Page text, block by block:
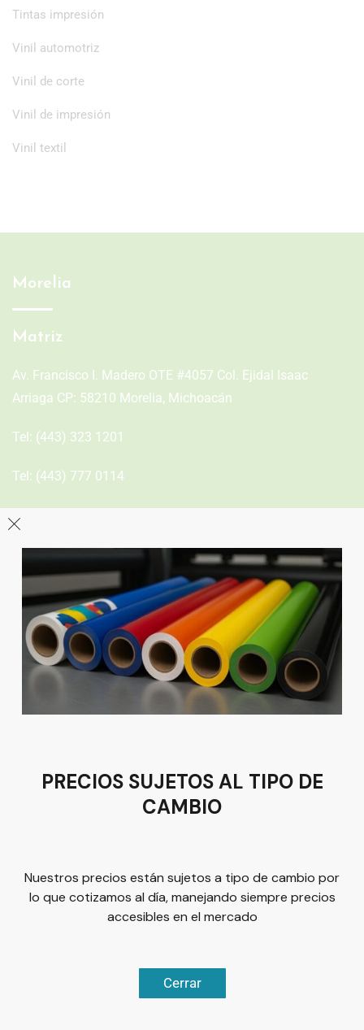
Tintas impresión
Vinil automotriz
Vinil de corte
Vinil de impresión
Vinil textil
Morelia
Matriz
Av. Francisco I. Madero OTE #4057 Col. Ejidal Isaac
Arriaga CP: 58210 Morelia, Michoacán
Tel: (443) 323 1201
Tel: (443) 777 0114
León
Sucursal
Av del Astillero 129 Centro bodeguero Las Trojes León,
Guanajuato
Tel:(477) 776 8994
Términos y condiciones
Derechos Reservados. | Desarrollado
porLuis Olivárez
PRECIOS SUJETOS AL TIPO DE
CAMBIO
Nuestros precios están sujetos a tipo de cambio por
lo que cotizamos al día, manejando siempre precios
accesibles en el mercado
Cerrar